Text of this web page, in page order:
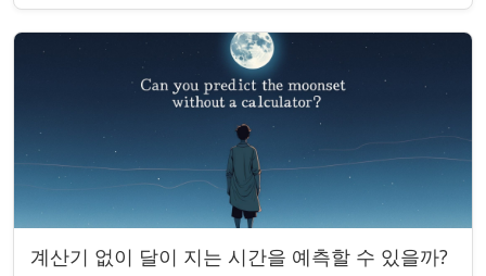
계산기 없이 달이 지는 시간을 예측할 수 있을까?